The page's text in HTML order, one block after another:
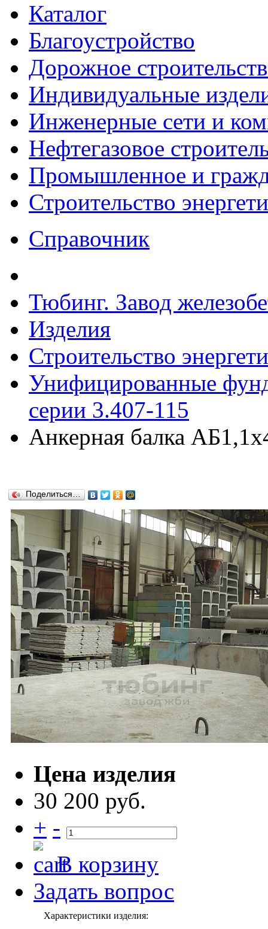
Каталог
Благоустройство
Дорожное
Индивидуальные
Инженерные сети и
Нефтегазовое
Промышленное и
Строительство
Справочник
Тюбинг. Завод
Изделия
Строительство
Унифицированные
серии 3.407-115
Анкерная балка
Поделиться…
Цена изделия
30 200 руб.
+ -
В корзину
Задать вопрос
Характеристики изделия: